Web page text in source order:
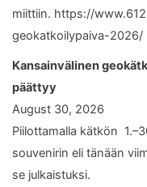
miittiin. https://
geokatkoilypaiva-2026/
Kansainvälinen
päättyy
August 30, 2026
Piilottamalla kätkön
souvenirin eli tänään
se julkaistuksi.